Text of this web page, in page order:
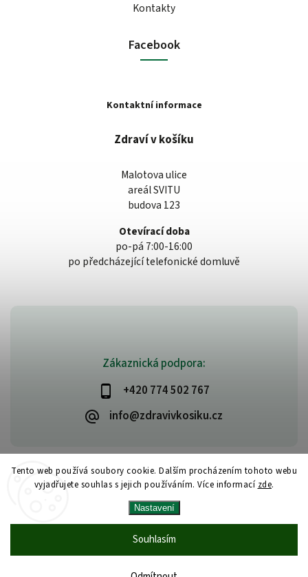
Tento web používá soubory cookie. Dalším procházením tohoto webu
vyjadřujete souhlas s jejich používáním. Více informací zde.
Nastavení
Souhlasím
Zákaznická podpora:
+420 774 502 767
info@zdravivkosiku.cz
Kontakty
Facebook
Kontaktní informace
Zdraví v košíku
Malotova ulice
areál SVITU
budova 123
Otevírací doba
po-pá 7:00-16:00
po předcházející telefonické domluvě
www.zdravivkosiku.cz
Upravit nastavení cookies
VytvořilShoptet | Design